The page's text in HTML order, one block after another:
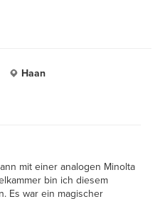
Haan
mit einer analogen Minolta
bin ich diesem
Es war ein magischer